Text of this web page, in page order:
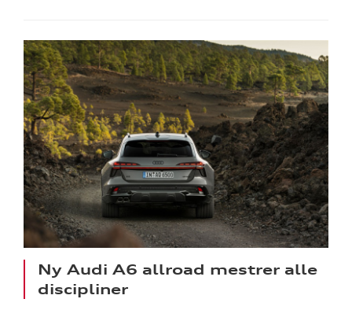
Ny Audi A6 allroad mestrer alle
discipliner